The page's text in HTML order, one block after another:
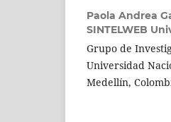
Paola Andrea
SINTELWEB
Grupo de
Universidad
Medellín,